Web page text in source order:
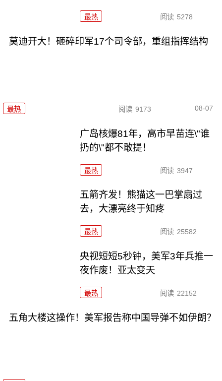
最热 阅读 5278
莫迪开大！砸碎印军17个司令部，重组指挥结构
最热 阅读 9173 08-07
广岛核爆81年，高市早苗连\"谁
扔的\"都不敢提！
最热 阅读 3947
五箭齐发！熊猫这一巴掌扇过
去，大漂亮终于知疼
最热 阅读 25582
央视短短5秒钟，美军3年兵推一
夜作废！亚太变天
最热 阅读 22152
五角大楼这操作！美军报告称中国导弹不如伊朗？